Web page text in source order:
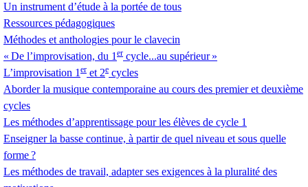
Un instrument d’étude à la portée de tous
Ressources pédagogiques
Méthodes et anthologies pour le clavecin
« De l’improvisation, du 1 er cycle...au supérieur »
L’improvisation 1 er et 2e cycles
Aborder la musique contemporaine au cours des premier et deuxième
cycles
Les méthodes d’apprentissage pour les élèves de cycle 1
Enseigner la basse continue, à partir de quel niveau et sous quelle
forme?
Les méthodes de travail, adapter ses exigences à la pluralité des